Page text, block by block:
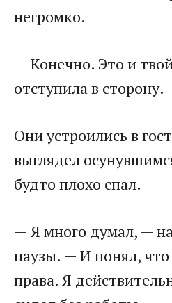
негромко.
— Конечно. Это и
отступила в сторону.
Они устроились в
выглядел
будто плохо спал.
— Я много думал, —
паузы. — И понял,
права. Я